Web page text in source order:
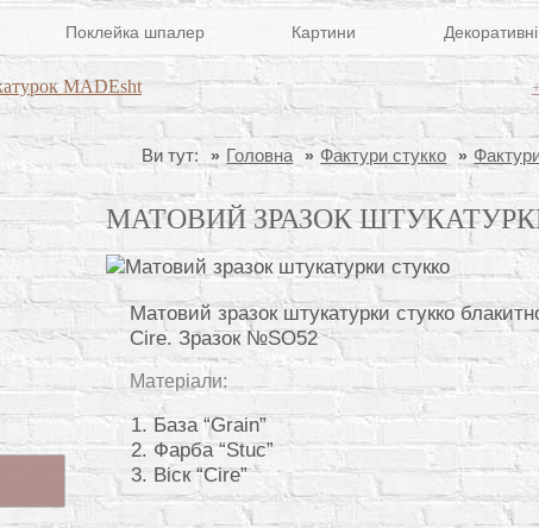
Поклейка шпалер Картини
Ви тут: Головна Фактури стукко
МАТОВИЙ ЗРАЗОК
Матовий зразок штукатурки стукко
Cire. Зразок №SO52
Матеріали:
База “Grain”
Фарба “Stuc”
Віск “Cire”